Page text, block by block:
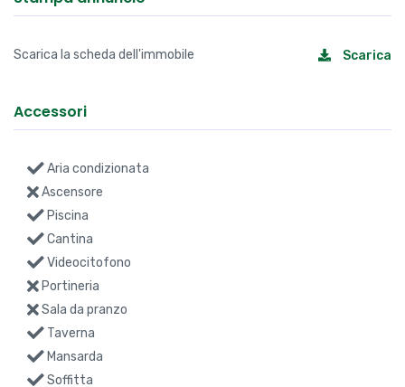
Scarica la scheda dell'immobile Scarica
Accessori
Aria condizionata
Ascensore
Piscina
Cantina
Videocitofono
Portineria
Sala da pranzo
Taverna
Mansarda
Soffitta